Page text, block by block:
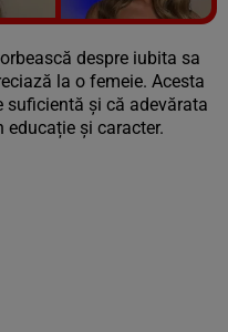
Vezi galeria foto
6 poze
despre iubita sa
la o femeie. Acesta
și că adevărata
educație și caracter.